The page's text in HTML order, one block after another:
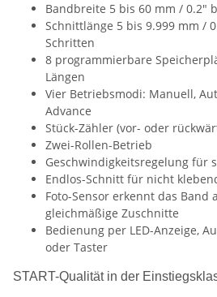
Bandbreite 5 bis 60 mm / 0.2"
Schnittlänge 5 bis 9.999 mm /
Schritten
8 programmierbare
Längen
Vier Betriebsmodi: Manuell,
Advance
Stück-Zähler (vor- oder
Zwei-Rollen-Betrieb
Geschwindigkeitsregelung für
Endlos-Schnitt für nicht
Foto-Sensor erkennt das Band
gleichmäßige Zuschnitte
Bedienung per LED-Anzeige,
oder Taster
START-Qualität in der